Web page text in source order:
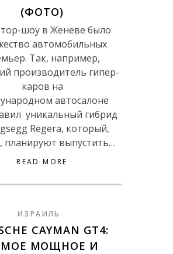
(ФОТО)
шоу в Женеве было
автомобильных
Так, например,
производитель гипер-
каров на
автосалоне
уникальный гибрид
Regera, который,
планируют выпустить…
READ MORE
ИЗРАИЛЬ
CAYMAN GT4:
МОЩНОЕ И